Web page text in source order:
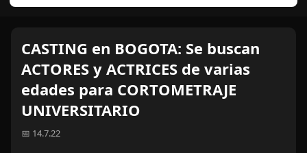
CASTING en BOGOTA: Se buscan
ACTORES y ACTRICES de varias
edades para CORTOMETRAJE
UNIVERSITARIO
📅 14.7.22